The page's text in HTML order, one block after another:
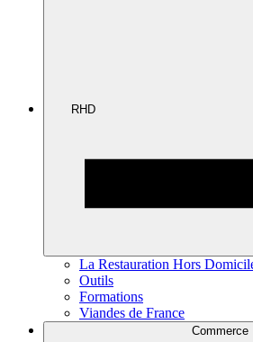
RHD
La Restauration Hors
Outils
Formations
Viandes de France
Commerce